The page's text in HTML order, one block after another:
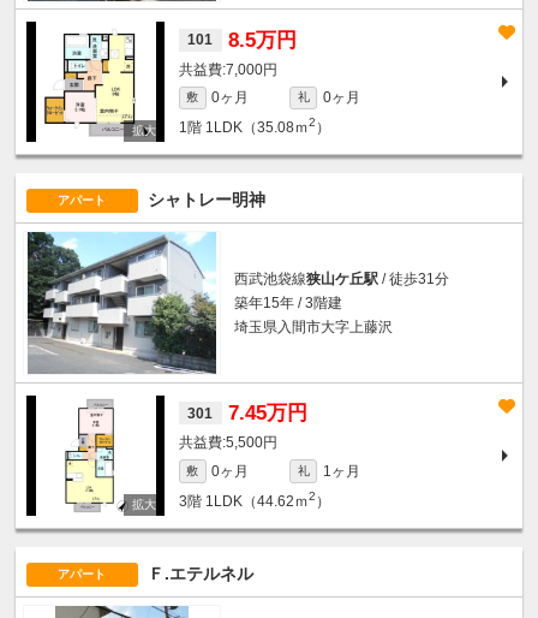
101 8.5万円
7,000円
敷 0ヶ月 礼
0ヶ月
1階 1LDK（35.08ｍ2 ）
アパート シャトレー明神
西武池袋線狭山ケ丘駅 / 徒歩31分
築年15年 / 3階建
埼玉県入間市大字上藤沢
301 7.45万円
5,500円
敷 0ヶ月 礼
1ヶ月
3階 1LDK（44.62ｍ2 ）
アパート Ｆ.エテルネル